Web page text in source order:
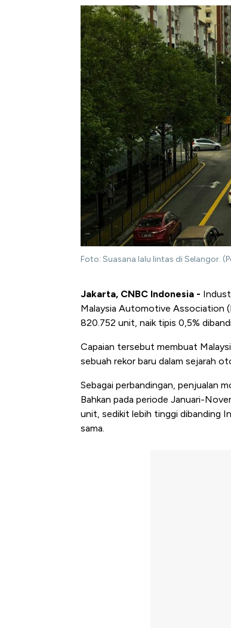
Foto: Suasana lalu lintas di Selangor.
Jakarta, CNBC Indonesia -
Malaysia Automotive Association
820.752 unit, naik tipis 0,5%
Capaian tersebut membuat
sebuah rekor baru dalam sejarah
Sebagai perbandingan, penjualan
Bahkan pada periode Januari-
unit, sedikit lebih tinggi dibanding
sama.